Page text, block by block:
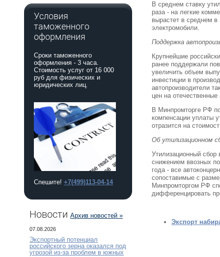
В среднем ставку
раза - на легкие
вырастет в среднем в
электромобили.
Поддержка
Крупнейшие
ранее поддержали
увеличить объем
инвестиции в
автопроизводители
цен на
В Минпромторге РФ
компенсации уплаты
отразится на
Об утилизационном
Утилизационный
снижением ввозных
года - все
сопоставимые с
Минпромторгом РФ
дифференцировать
Экспорт
Условия
таможенного
оформления
Сроки таможенного
оформления - 3 часа.
Стоимость услуг от 16 000
руб для физических и
юридических лиц.
Спешите! +7(499)113-04-14
Новости Архив новостей »
07.08.2026
Экспортный потенциал
российского зерна оказался под
угрозой из-за проблем в южных